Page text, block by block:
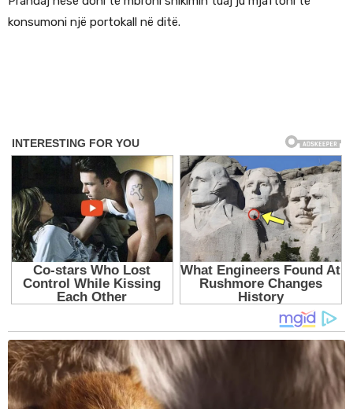
konsumoni një portokall në ditë.